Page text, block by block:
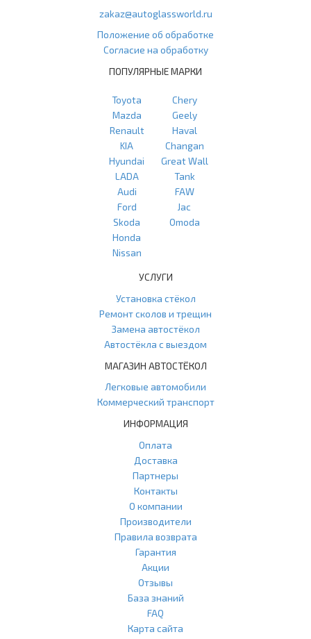
zakaz@autoglassworld.ru
Положение об обработке
Согласие на обработку
ПОПУЛЯРНЫЕ МАРКИ
Toyota
Mazda
Renault
KIA
Hyundai
LADA
Audi
Ford
Skoda
Honda
Nissan
Chery
Geely
Haval
Changan
Great Wall
Tank
FAW
Jac
Omoda
УСЛУГИ
Установка стёкол
Ремонт сколов и трещин
Замена автостёкол
Автостёкла с выездом
МАГАЗИН АВТОСТЁКОЛ
Легковые автомобили
Коммерческий транспорт
ИНФОРМАЦИЯ
Оплата
Доставка
Партнеры
Контакты
О компании
Производители
Правила возврата
Гарантия
Акции
Отзывы
База знаний
FAQ
Карта сайта